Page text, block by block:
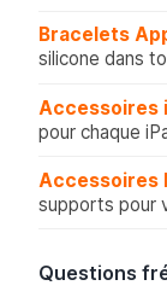
Bracelets
silicone dans
Accessoires
pour chaque
Accessoires
supports pour
Questions